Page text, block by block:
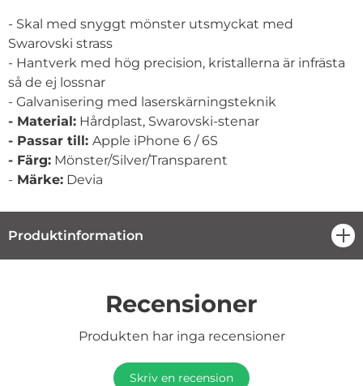
- Skal med snyggt mönster utsmyckat med
Swarovski strass
- Hantverk med hög precision, kristallerna är infrästa
så de ej lossnar
- Galvanisering med laserskärningsteknik
- Material: Hårdplast, Swarovski-stenar
- Passar till: Apple iPhone 6 / 6S
- Färg: Mönster/Silver/Transparent
- Märke: Devia
Produktinformation
Recensioner
Produkten har inga recensioner
Skriv en recension